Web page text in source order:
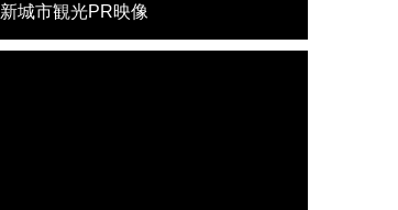
新城市観光PR映像